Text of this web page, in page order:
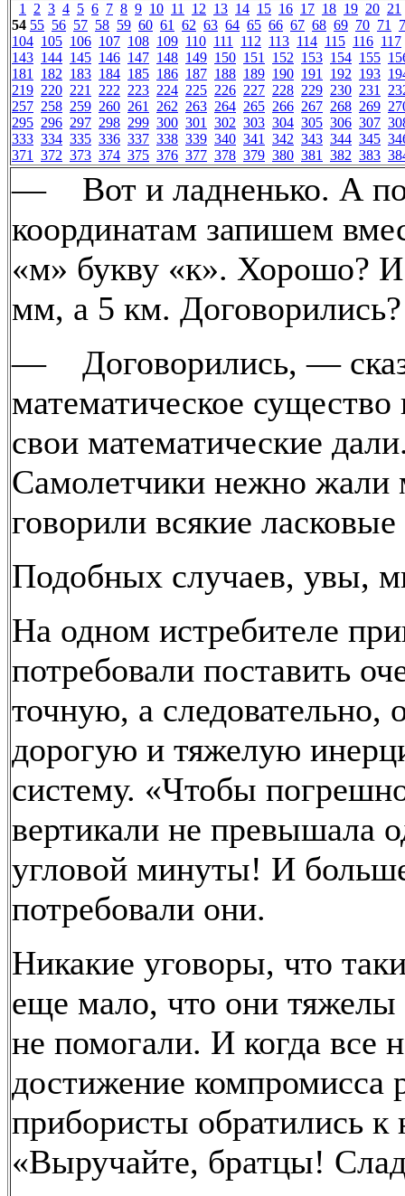
1 2 3 4 5 6 7 8 9 10 11 12 13 14 15 16 17 18 19 20 21
54 55 56 57 58 59 60 61 62 63 64 65 66 67 68 69 70 71
104 105 106 107 108 109 110 111 112 113 114 115 116 117
143 144 145 146 147 148 149 150 151 152 153 154 155
181 182 183 184 185 186 187 188 189 190 191 192 193
219 220 221 222 223 224 225 226 227 228 229 230 231
257 258 259 260 261 262 263 264 265 266 267 268 269
295 296 297 298 299 300 301 302 303 304 305 306 307
333 334 335 336 337 338 339 340 341 342 343 344 345
371 372 373 374 375 376 377 378 379 380 381 382 383
— Вот и ладненько. А
координатам запишем
«м» букву «к». Хорошо? И
мм, а 5 км. Договорились?
— Договорились, —
математическое
свои математические
Самолетчики нежно жали
говорили всякие ласковые
Подобных случаев, увы,
На одном истребителе
потребовали поставить
точную, а следовательно,
дорогую и тяжелую
систему. «Чтобы
вертикали не превышала
угловой минуты! И
потребовали они.
Никакие уговоры, что
еще мало, что они тяжелы
не помогали. И когда все
достижение компромисса
прибористы обратились к
«Выручайте, братцы!